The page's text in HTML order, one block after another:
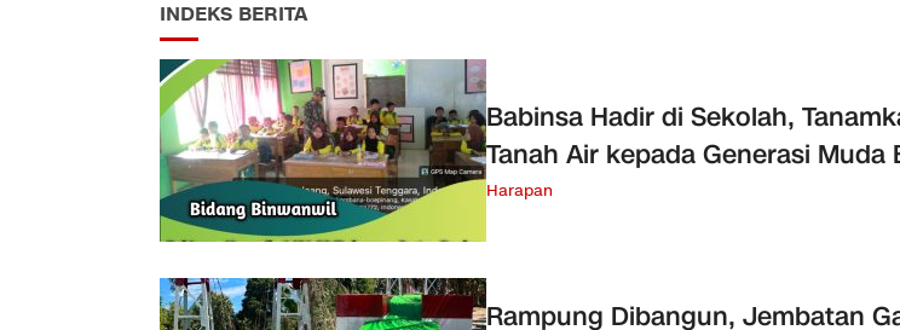
INDEKS BERITA
Babinsa Hadir di Sekolah,
Tanah Air kepada Generasi Muda
Harapan
Rampung Dibangun, Jembatan